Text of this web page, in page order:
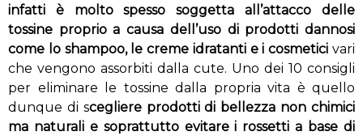
infatti è molto spesso soggetta all’attacco delle
tossine proprio a causa dell’uso di prodotti dannosi
come lo shampoo, le creme idratanti e i cosmetici vari
che vengono assorbiti dalla cute. Uno dei 10 consigli
per eliminare le tossine dalla propria vita è quello
dunque di scegliere prodotti di bellezza non chimici
ma naturali e soprattutto evitare i rossetti a base di